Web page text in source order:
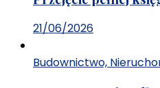
21/06/2026
Budownictwo,